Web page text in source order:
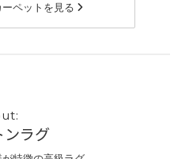
ペットを見る
ンラグ